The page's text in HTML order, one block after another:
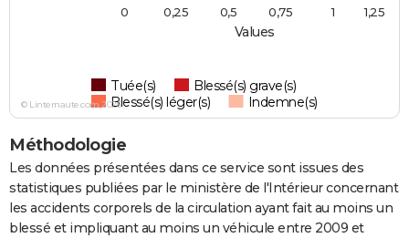
Values
Tuée(s)
Blessé(s) grave(s)
Blessé(s) léger(s)
Indemne(s)
0 1
0,25 0,5 0,75 1,25
© Linternaute.com 2026
Méthodologie
Les données présentées dans ce service sont issues des
statistiques publiées par le ministère de l'Intérieur concernant
les accidents corporels de la circulation ayant fait au moins un
blessé et impliquant au moins un véhicule entre 2009 et